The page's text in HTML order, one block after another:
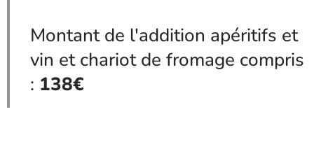
Montant de l'addition apéritifs et
vin et chariot de fromage compris
: 138€